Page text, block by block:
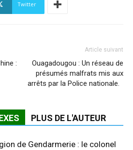
Twitter
:
Article suivant
Ouagadougou : Un réseau de
présumés malfrats mis aux
arrêts par la Police nationale.
PLUS DE L'AUTEUR
de Gendarmerie : le colonel